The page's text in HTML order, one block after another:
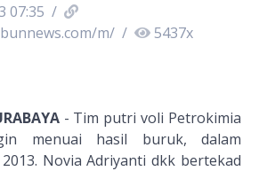
07:35 /
m/ / 5437x
- Tim putri voli Petrokimia
menuai hasil buruk, dalam
Novia Adriyanti dkk bertekad